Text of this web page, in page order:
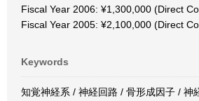
Fiscal Year 2006: ¥1,300,000 (Direct
Fiscal Year 2005: ¥2,100,000 (Direct
Keywords
知覚神経系 / 神経回路 / 骨形成因子 / 神